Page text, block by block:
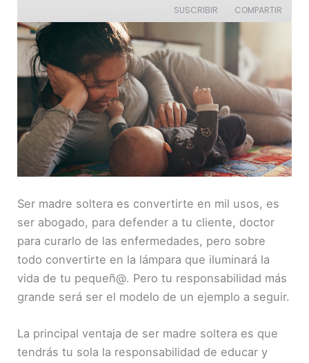
SUSCRIBIR COMPARTIR
FEED RSS
COMPAR
TIR
ENLACE
INCRUST
AR
Ser madre soltera es convertirte en mil usos, es
ser abogado, para defender a tu cliente, doctor
para curarlo de las enfermedades, pero sobre
todo convertirte en la lámpara que iluminará la
vida de tu pequeñ@. Pero tu responsabilidad más
grande será ser el modelo de un ejemplo a seguir.
La principal ventaja de ser madre soltera es que
tendrás tu sola la responsabilidad de educar y